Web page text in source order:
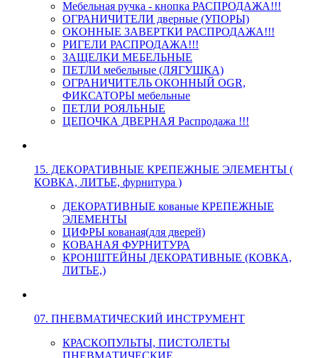
Мебельная ручка - кнопка РАСПРОДАЖА!!!
ОГРАНИЧИТЕЛИ дверные (УПОРЫ)
ОКОННЫЕ ЗАВЕРТКИ РАСПРОДАЖА!!!
РИГЕЛИ РАСПРОДАЖА!!!
ЗАЩЕЛКИ МЕБЕЛЬНЫЕ
ПЕТЛИ мебельные (ЛЯГУШКА)
ОГРАНИЧИТЕЛЬ ОКОННЫЙ OGR,
ФИКСАТОРЫ мебельные
ПЕТЛИ РОЯЛЬНЫЕ
ЦЕПОЧКА ДВЕРНАЯ Распродажа !!!
15. ДЕКОРАТИВНЫЕ КРЕПЕЖНЫЕ ЭЛЕМЕНТЫ (
КОВКА, ЛИТЬЕ, фурнитура )
ДЕКОРАТИВНЫЕ кованые КРЕПЕЖНЫЕ
ЭЛЕМЕНТЫ
ЦИФРЫ кованая(для дверей)
КОВАНАЯ ФУРНИТУРА
КРОНШТЕЙНЫ ДЕКОРАТИВНЫЕ (КОВКА,
ЛИТЬЕ,)
07. ПНЕВМАТИЧЕСКИЙ ИНСТРУМЕНТ
КРАСКОПУЛЬТЫ, ПИСТОЛЕТЫ
ПНЕВМАТИЧЕСКИЕ